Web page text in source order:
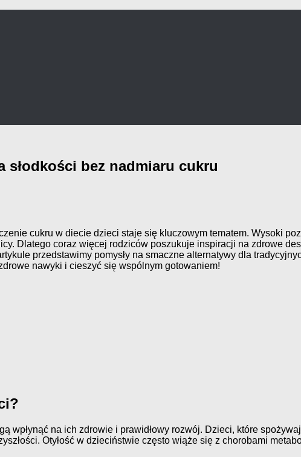
słodkości bez nadmiaru cukru
cukru w diecie dzieci staje się kluczowym tematem. Wysoki
Dlatego coraz więcej rodziców poszukuje inspiracji na zdrowe
przedstawimy pomysły na smaczne alternatywy dla
nawyki i cieszyć się wspólnym gotowaniem!
wpłynąć na ich zdrowie i prawidłowy rozwój. Dzieci, które
Otyłość w dzieciństwie często wiąże się z chorobami